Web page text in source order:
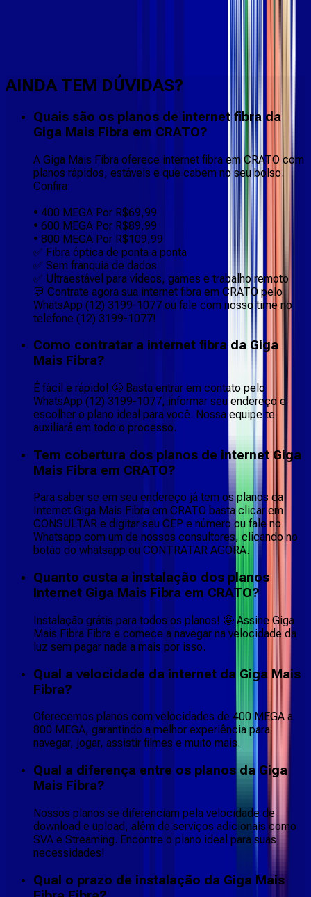
AINDA TEM DÚVIDAS?
Quais são os planos de internet fibra da
Giga Mais Fibra em CRATO?
A Giga Mais Fibra oferece internet fibra em CRATO com
planos rápidos, estáveis e que cabem no seu bolso.
Confira:
• 400 MEGA Por R$69,99
• 600 MEGA Por R$89,99
• 800 MEGA Por R$109,99
✅ Fibra óptica de ponta a ponta
✅ Sem franquia de dados
✅ Ultraestável para vídeos, games e trabalho remoto
💬 Contrate agora sua internet fibra em CRATO pelo
WhatsApp (12) 3199-1077 ou fale com nosso time no
telefone (12) 3199-1077!
Como contratar a internet fibra da Giga
Mais Fibra?
É fácil e rápido! 🤩 Basta entrar em contato pelo
WhatsApp (12) 3199-1077, informar seu endereço e
escolher o plano ideal para você. Nossa equipe te
auxiliará em todo o processo.
Tem cobertura dos planos de internet Giga
Mais Fibra em CRATO?
Para saber se em seu endereço já tem os planos da
Internet Giga Mais Fibra em CRATO basta clicar em
CONSULTAR e digitar seu CEP e número ou fale no
Whatsapp com um de nossos consultores, clicando no
botão do whatsapp ou CONTRATAR AGORA.
Quanto custa a instalação dos planos
Internet Giga Mais Fibra em CRATO?
Instalação grátis para todos os planos! 🤩 Assine Giga
Mais Fibra Fibra e comece a navegar na velocidade da
luz sem pagar nada a mais por isso.
Qual a velocidade da internet da Giga Mais
Fibra?
Oferecemos planos com velocidades de 400 MEGA a
800 MEGA, garantindo a melhor experiência para
navegar, jogar, assistir filmes e muito mais.
Qual a diferença entre os planos da Giga
Mais Fibra?
Nossos planos se diferenciam pela velocidade de
download e upload, além de serviços adicionais como
SVA e Streaming. Encontre o plano ideal para suas
necessidades!
Qual o prazo de instalação da Giga Mais